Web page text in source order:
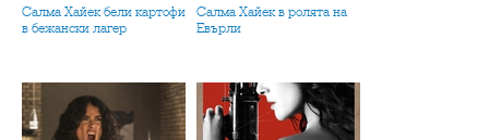
Салма Хайек бели картофи
в бежански лагер
Салма Хайек в ролята на
Евърли